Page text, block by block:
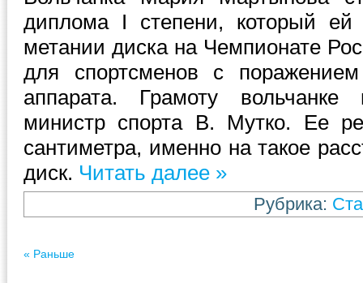
диплома I степени, который
метании диска на Чемпионате
для спортсменов с поражением
аппарата. Грамоту вольчанке
министр спорта В. Мутко. Ее
сантиметра, именно на такое
диск. Читать далее »
Рубрика:
« Раньше